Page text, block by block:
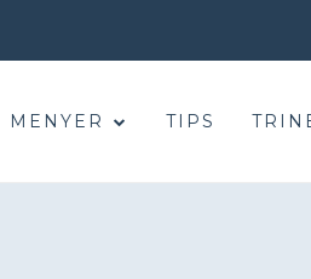
MENYER TIPS